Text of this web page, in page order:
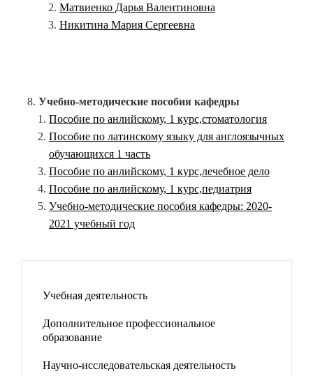
Матвиенко Дарья Валентиновна
Никитина Мария Сергеевна
Учебно-методические пособия кафедры
Пособие по анлийскому, 1 курс,стоматология
Пособие по латинскому языку для англоязычных
обучающихся 1 часть
Пособие по анлийскому, 1 курс,лечебное дело
Пособие по анлийскому, 1 курс,педиатрия
Учебно-методические пособия кафедры: 2020-
2021 учебный год
Учебная деятельность
Дополнительное профессиональное
образование
Научно-исследовательская деятельность